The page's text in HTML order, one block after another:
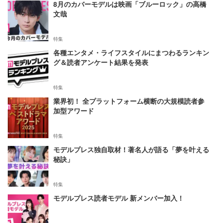
8月のカバーモデルは映画「ブルーロック」の高橋
文哉
特集
各種エンタメ・ライフスタイルにまつわるランキン
グ＆読者アンケート結果を発表
特集
業界初！ 全プラットフォーム横断の大規模読者参
加型アワード
特集
モデルプレス独自取材！著名人が語る「夢を叶える
秘訣」
特集
モデルプレス読者モデル 新メンバー加入！